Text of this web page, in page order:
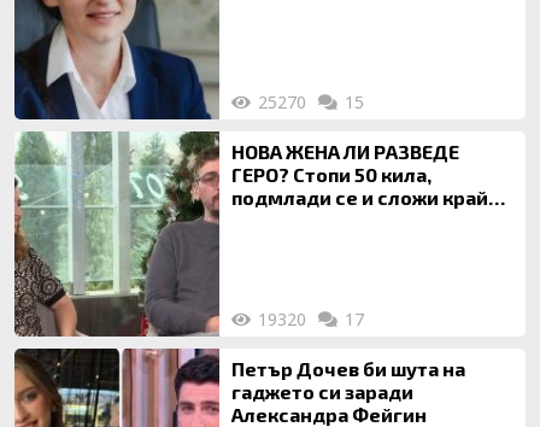
25270 15
НОВА ЖЕНА ЛИ РАЗВЕДЕ
ГЕРО? Стопи 50 кила,
подмлади се и сложи край
19320 17
Петър Дочев би шута на
гаджето си заради
Александра Фейгин